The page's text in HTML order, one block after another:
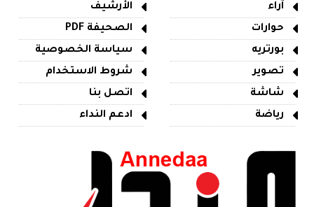
آراء
حوارات
بورتريه
تصوير
شاشة
رياضة
الأرشيف
الصحيفة PDF
سياسة الخصوصية
شروط الاستخدام
اتصل بنا
ادعم النداء